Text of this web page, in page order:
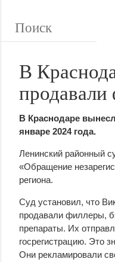
В
В Краснодаре
январе 2024 года.
Ленинский районный
«Обращение
региона.
Суд установил, что
продавали филлеры,
препараты. Их
госрегистрацию. Это
Они рекламировали